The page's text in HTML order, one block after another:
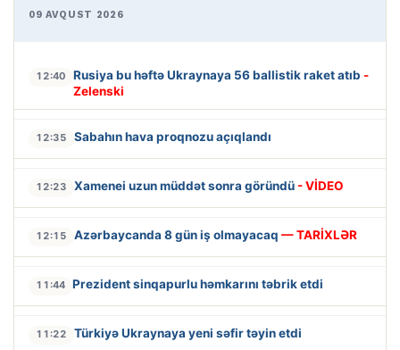
09 AVQUST 2026
12:40 Rusiya bu həftə Ukraynaya 56 ballistik raket atıb -
Zelenski
12:35 Sabahın hava proqnozu açıqlandı
12:23 Xamenei uzun müddət sonra göründü - VİDEO
12:15 Azərbaycanda 8 gün iş olmayacaq — TARİXLƏR
11:44 Prezident sinqapurlu həmkarını təbrik etdi
11:22 Türkiyə Ukraynaya yeni səfir təyin etdi